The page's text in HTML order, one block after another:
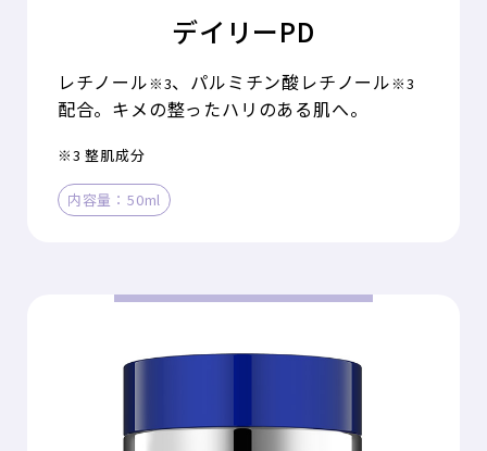
デイリーPD
レチノール※3、パルミチン酸レチノール※3
配合。キメの整ったハリのある肌へ。
※3 整肌成分
内容量：50ml